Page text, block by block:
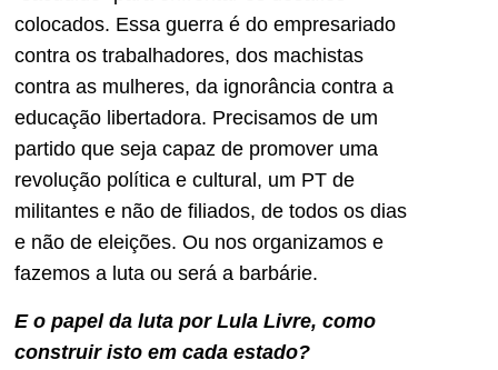
colocados. Essa guerra é do empresariado
contra os trabalhadores, dos machistas
contra as mulheres, da ignorância contra a
educação libertadora. Precisamos de um
partido que seja capaz de promover uma
revolução política e cultural, um PT de
militantes e não de filiados, de todos os dias
e não de eleições. Ou nos organizamos e
fazemos a luta ou será a barbárie.
E o papel da luta por Lula Livre, como
construir isto em cada estado?